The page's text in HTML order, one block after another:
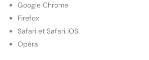
Google Chrome
Firefox
Safari et Safari iOS
Opéra